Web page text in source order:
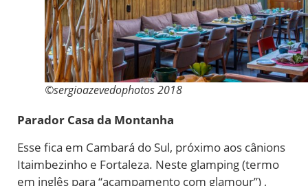
©sergioazevedophotos 2018
Parador Casa da Montanha
Esse fica em Cambará do Sul, próximo aos cânions
Itaimbezinho e Fortaleza. Neste glamping (termo
em inglês para “acampamento com glamour”) ,